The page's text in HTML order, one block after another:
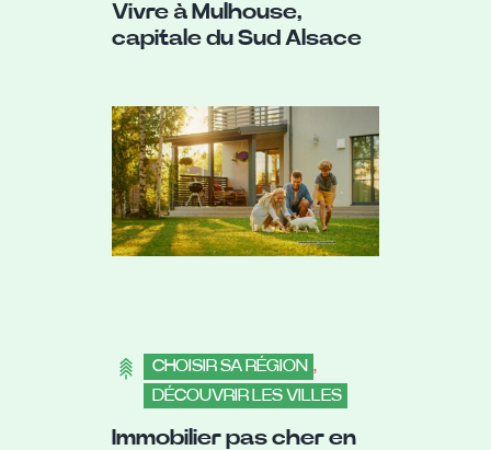
Vivre à Mulhouse,
capitale du Sud Alsace
CHOISIR SA RÉGION ,
DÉCOUVRIR LES VILLES
Immobilier pas cher en